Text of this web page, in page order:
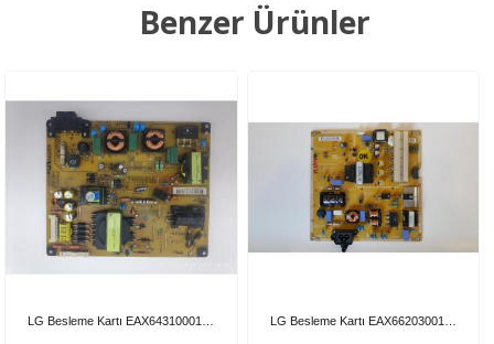
Benzer Ürünler
LG Besleme Kartı EAX64310001… LG Besleme Kartı EAX66203001…